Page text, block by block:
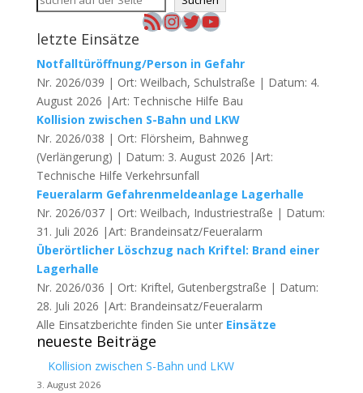
RSS-FeedInstagram
Twitter
YouTube
letzte Einsätze
Notfalltüröffnung/Person in Gefahr
Nr. 2026/039 | Ort: Weilbach, Schulstraße | Datum: 4.
August 2026 |Art: Technische Hilfe Bau
Kollision zwischen S-Bahn und LKW
Nr. 2026/038 | Ort: Flörsheim, Bahnweg
(Verlängerung) | Datum: 3. August 2026 |Art:
Technische Hilfe Verkehrsunfall
Feueralarm Gefahrenmeldeanlage Lagerhalle
Nr. 2026/037 | Ort: Weilbach, Industriestraße | Datum:
31. Juli 2026 |Art: Brandeinsatz/Feueralarm
Überörtlicher Löschzug nach Kriftel: Brand einer
Lagerhalle
Nr. 2026/036 | Ort: Kriftel, Gutenbergstraße | Datum:
28. Juli 2026 |Art: Brandeinsatz/Feueralarm
Alle Einsatzberichte finden Sie unter Einsätze
neueste Beiträge
Kollision zwischen S-Bahn und LKW
3. August 2026